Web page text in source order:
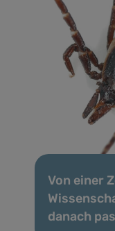
Von einer
danach